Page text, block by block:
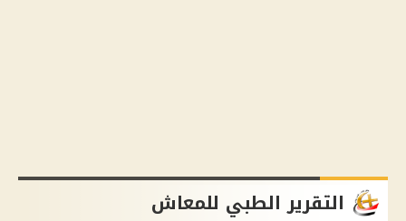
التقرير الطبي للمعاش